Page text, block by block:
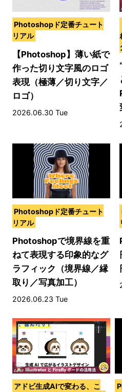
Photoshopド定番チュート
リアル
【Photoshop】薄い紙で
作った切り文字風のロゴ
表現（極薄／切り文字／
ロゴ）
2026.06.30 Tue
Photoshopド定番チュート
リアル
Photoshopで境界線を重
ねて表現する印象的なグ
ラフィック（境界線／縁
取り／写真加工）
2026.06.23 Tue
アドビ生成AIで変わる、こ